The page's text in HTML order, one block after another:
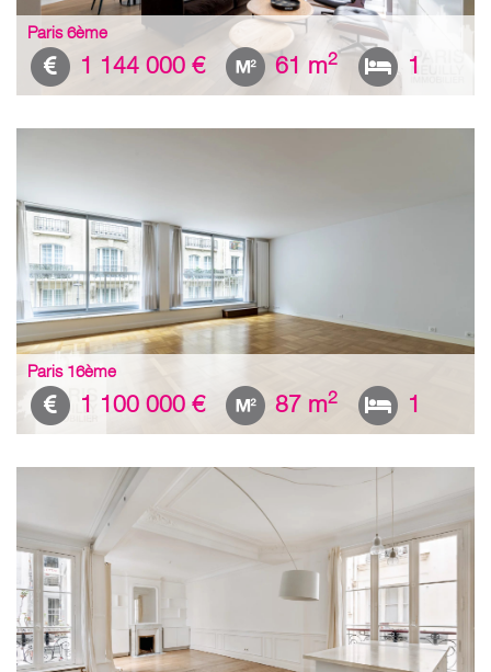
Paris 6ème
1 144 000 € 61 m2 1
Paris 16ème
1 100 000 € 87 m2 1